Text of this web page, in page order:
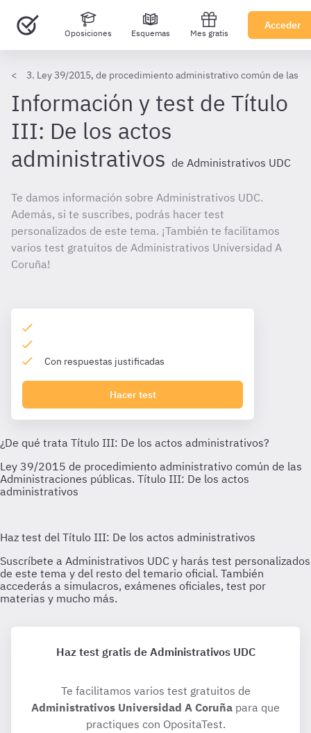
Oposiciones Esquemas Mes gratis
Acceder
3. Ley 39/2015, de procedimiento administrativo común de las
Información y test de Título
III: De los actos
administrativos de Administrativos UDC
Te damos información sobre Administrativos UDC.
Además, si te suscribes, podrás hacer test
personalizados de este tema. ¡También te facilitamos
varios test gratuitos de Administrativos Universidad A
Coruña!
Con respuestas justificadas
Hacer test
Haz test gratis de Administrativos UDC
Te facilitamos varios test gratuitos de
Administrativos Universidad A Coruña para que
practiques con OpositaTest.